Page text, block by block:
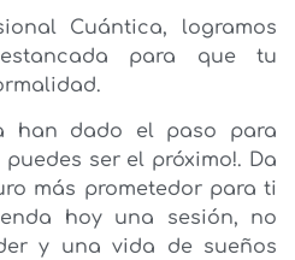
Cuántica, logramos
para que tu
han dado el paso para
ser el próximo!. Da
más prometedor para ti
hoy una sesión, no
y una vida de sueños